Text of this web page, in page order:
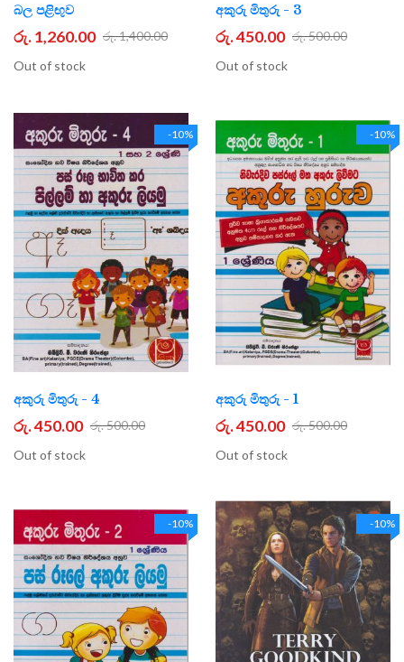
බල පළිඟුව
රු. 1,260.00 රු. 1,400.00
Out of stock
අකුරු මිතුරු - 3
රු. 450.00 රු. 500.00
Out of stock
-10%
අකුරු මිතුරු - 4
රු. 450.00 රු. 500.00
Out of stock
-10%
අකුරු මිතුරු - 1
රු. 450.00 රු. 500.00
Out of stock
-10% -10%